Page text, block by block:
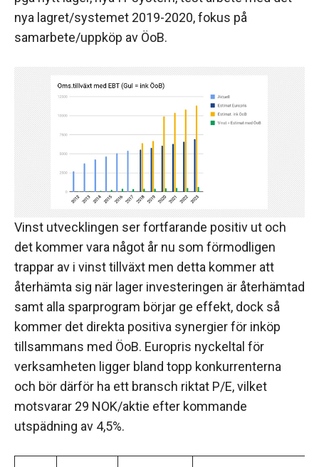
nya lagret/systemet 2019-2020, fokus på
samarbete/uppköp av ÖoB.
Vinst utvecklingen ser fortfarande positiv ut och
det kommer vara något år nu som förmodligen
trappar av i vinst tillväxt men detta kommer att
återhämta sig när lager investeringen är återhämtad
samt alla sparprogram börjar ge effekt, dock så
kommer det direkta positiva synergier för inköp
tillsammans med ÖoB. Europris nyckeltal för
verksamheten ligger bland topp konkurrenterna
och bör därför ha ett bransch riktat P/E, vilket
motsvarar 29 NOK/aktie efter kommande
utspädning av 4,5%.